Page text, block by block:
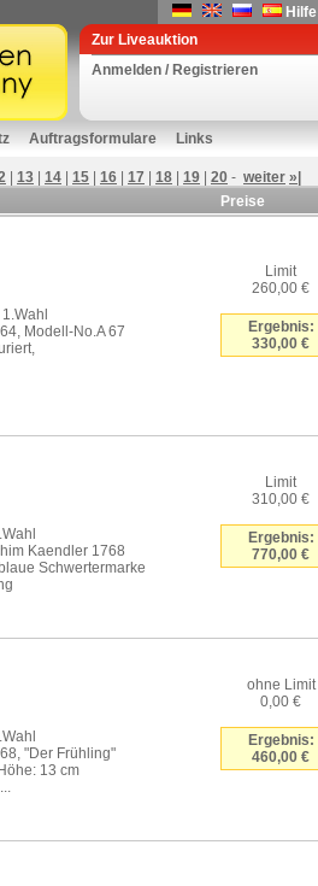
Hilfe
Zur Liveauktion
Anmelden / Registrieren
Auftragsformulare Links
13 14 15 16 17 18 19 20 - weiter »|
Preise
Modell-No.A 67
Limit
260,00 €
Ergebnis:
330,00 €
Kaendler 1768
Schwertermarke
Limit
310,00 €
Ergebnis:
770,00 €
"Der Frühling"
13 cm
ohne Limit
0,00 €
Ergebnis:
460,00 €